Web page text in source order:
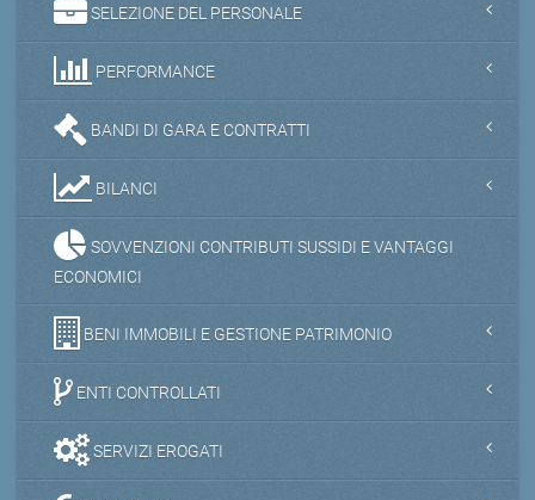
SELEZIONE DEL PERSONALE
PERFORMANCE
BANDI DI GARA E CONTRATTI
BILANCI
SOVVENZIONI CONTRIBUTI SUSSIDI E VANTAGGI
ECONOMICI
BENI IMMOBILI E GESTIONE PATRIMONIO
ENTI CONTROLLATI
SERVIZI EROGATI